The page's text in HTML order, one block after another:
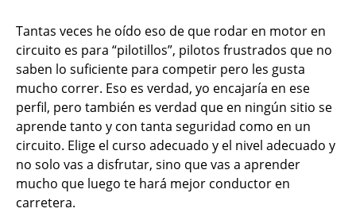
Tantas veces he oído eso de que rodar en motor en
circuito es para “pilotillos”, pilotos frustrados que no
saben lo suficiente para competir pero les gusta
mucho correr. Eso es verdad, yo encajaría en ese
perfil, pero también es verdad que en ningún sitio se
aprende tanto y con tanta seguridad como en un
circuito. Elige el curso adecuado y el nivel adecuado y
no solo vas a disfrutar, sino que vas a aprender
mucho que luego te hará mejor conductor en
carretera.